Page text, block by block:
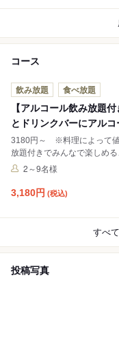
コース
飲み放題 食べ放題
【アルコール飲み放題
とドリンクバーにアル
3180円～ ※料理によって値段は変わります。
放題付きでみんなで楽しめる、パーテ
忘年会、新年会、歓送迎会などにも！ 食べログで予約で
2～9名様
3,180円 (税込)
すべ
投稿写真